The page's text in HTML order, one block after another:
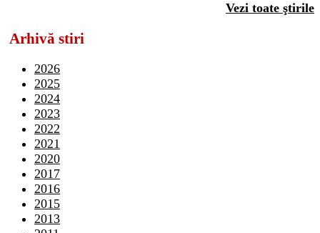
Vezi toate ştirile
Arhivă stiri
2026
2025
2024
2023
2022
2021
2020
2017
2016
2015
2013